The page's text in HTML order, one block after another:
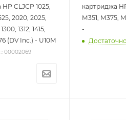
CLJCP 1025,
2020, 2025,
1312, 1415,
(DV Inc.) - U10M
00002069
картриджа
M351, M375,
-
Достаточно